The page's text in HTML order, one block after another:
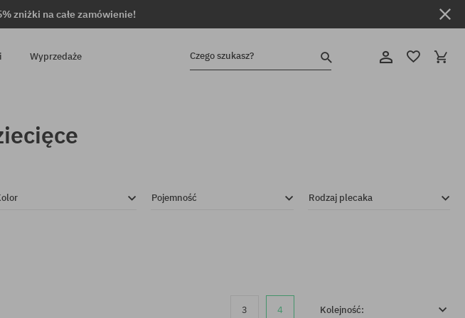
zniżki na całe zamówienie!
Wyprzedaże Czego szukasz?
Pojemność Rodzaj plecaka
3 4 Kolejność: